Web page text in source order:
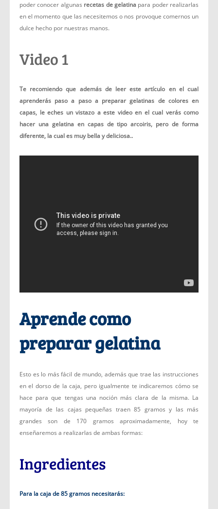
poder conocer algunas recetas de gelatina para poder realizarlas
en el momento que las necesitemos o nos provoque comernos un
dulce hecho por nuestras manos.
Video 1
Te recomiendo que además de leer este artículo en el cual
aprenderás paso a paso a preparar gelatinas de colores en
capas, le eches un vistazo a este video en el cual verás como
hacer una gelatina en capas de tipo arcoiris, pero de forma
diferente, la cual es muy bella y deliciosa..
Aprende como
preparar gelatina
Esto es lo más fácil de mundo, además que trae las instrucciones
en el dorso de la caja, pero igualmente te indicaremos cómo se
hace para que tengas una noción más clara de la misma. La
mayoría de las cajas pequeñas traen 85 gramos y las más
grandes son de 170 gramos aproximadamente, hoy te
enseñaremos a realizarlas de ambas formas:
Ingredientes
Para la caja de 85 gramos necesitarás: